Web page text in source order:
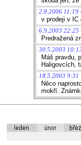
2.8.2006 11:19
v prodeji v IC
6.9.2003 22:25
Predražená
30.5.2003
Máš pravdu,
Haligovcích,
18.5.2003 9:31
Něco
mokří.